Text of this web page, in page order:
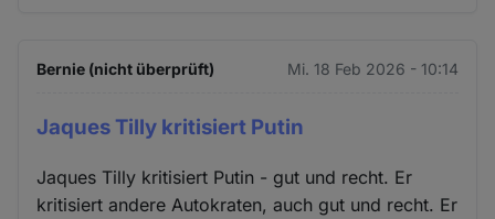
Bernie (nicht überprüft) Mi. 18 Feb 2026 - 10:14
Jaques Tilly kritisiert Putin
Jaques Tilly kritisiert Putin - gut und recht. Er
kritisiert andere Autokraten, auch gut und recht. Er